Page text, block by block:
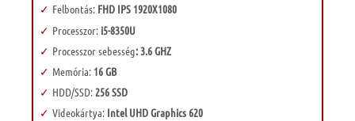
Felbontás: FHD IPS 1920X1080
Processzor:i5-8350U
Processzor sebesség: 3.6 GHZ
Memória:16 GB
HDD/SSD:256 SSD
Videokártya:Intel UHD Graphics 620